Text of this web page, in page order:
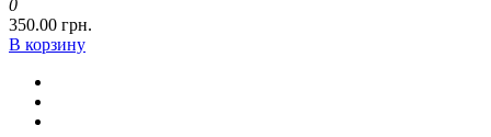
0
350.00 грн.
В корзину